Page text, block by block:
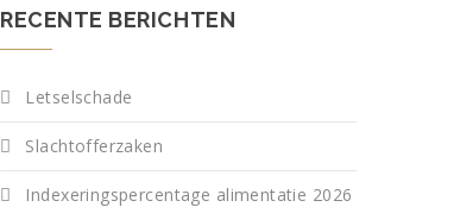
RECENTE BERICHTEN
Letselschade
Slachtofferzaken
Indexeringspercentage alimentatie 2026